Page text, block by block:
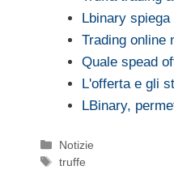
Lbinary
Trading online
Quale spead
L'offerta e gli
LBinary,
Categorie
Notizie
Tag
truffe